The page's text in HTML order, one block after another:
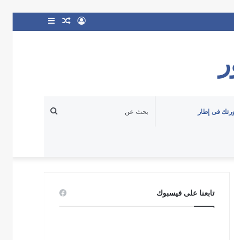
إضافةمقالتسجيل
فى إطار بحث
تابعنا على فيسبوك